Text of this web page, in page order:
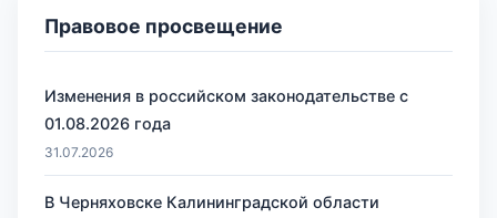
Правовое просвещение
Изменения в российском законодательстве с
01.08.2026 года
31.07.2026
В Черняховске Калининградской области